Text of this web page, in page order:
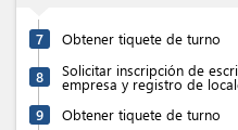
7 Obtener tiquete de turno
8 Solicitar inscripción de
empresa y registro de
9
Obtener tiquete de turno